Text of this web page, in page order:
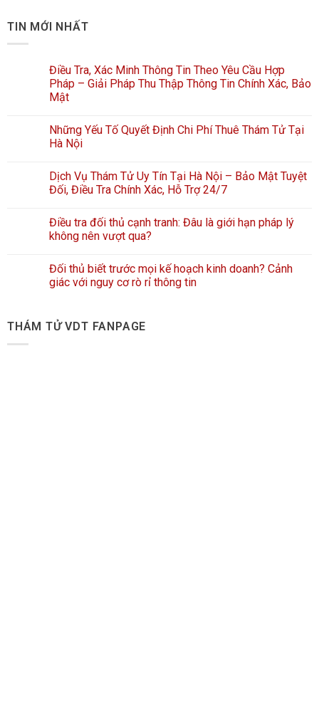
TIN MỚI NHẤT
Điều Tra, Xác Minh Thông Tin Theo Yêu Cầu Hợp
Pháp – Giải Pháp Thu Thập Thông Tin Chính Xác, Bảo
Mật
Những Yếu Tố Quyết Định Chi Phí Thuê Thám Tử Tại
Hà Nội
Dịch Vụ Thám Tử Uy Tín Tại Hà Nội – Bảo Mật Tuyệt
Đối, Điều Tra Chính Xác, Hỗ Trợ 24/7
Điều tra đối thủ cạnh tranh: Đâu là giới hạn pháp lý
không nên vượt qua?
Đối thủ biết trước mọi kế hoạch kinh doanh? Cảnh
giác với nguy cơ rò rỉ thông tin
THÁM TỬ VDT FANPAGE